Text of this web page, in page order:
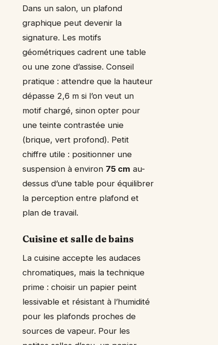
Dans un salon, un plafond
graphique peut devenir la
signature. Les motifs
géométriques cadrent une table
ou une zone d’assise. Conseil
pratique : attendre que la hauteur
dépasse 2,6 m si l’on veut un
motif chargé, sinon opter pour
une teinte contrastée unie
(brique, vert profond). Petit
chiffre utile : positionner une
suspension à environ 75 cm au-
dessus d’une table pour équilibrer
la perception entre plafond et
plan de travail.
Cuisine et salle de bains
La cuisine accepte les audaces
chromatiques, mais la technique
prime : choisir un papier peint
lessivable et résistant à l’humidité
pour les plafonds proches de
sources de vapeur. Pour les